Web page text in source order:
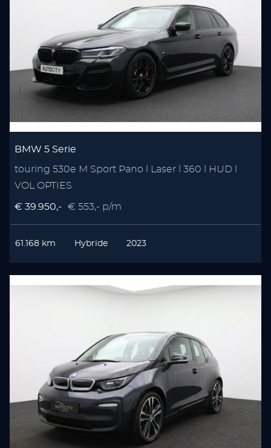
BMW 5 Serie
touring 530e M Sport Pano l Laser l 360 l HUD l
VOL OPTIES
€ 39.950,- € 553,- p/m
61.168 km Hybride 2023